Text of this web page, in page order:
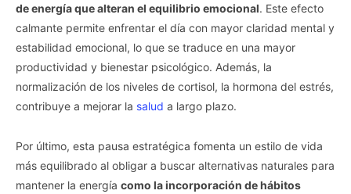
de energía que alteran el equilibrio emocional. Este efecto
calmante permite enfrentar el día con mayor claridad mental y
estabilidad emocional, lo que se traduce en una mayor
productividad y bienestar psicológico. Además, la
normalización de los niveles de cortisol, la hormona del estrés,
contribuye a mejorar la salud a largo plazo.
Por último, esta pausa estratégica fomenta un estilo de vida
más equilibrado al obligar a buscar alternativas naturales para
mantener la energía como la incorporación de hábitos